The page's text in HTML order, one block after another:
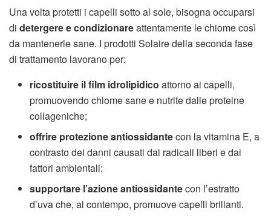
Una volta protetti i capelli sotto al sole, bisogna occuparsi
di detergere e condizionareattentamente le chiome così
da mantenerle sane. I prodotti Solaire della seconda fase
di trattamento lavorano per:
ricostituire il film idrolipidico attorno ai capelli,
promuovendo chiome sane e nutrite dalle proteine
collageniche;
offrire protezione antiossidantecon la vitamina E, a
contrasto dei danni causati dai radicali liberi e dai
fattori ambientali;
supportare l’azione antiossidantecon l’estratto
d’uva che, al contempo, promuove capelli brillanti.